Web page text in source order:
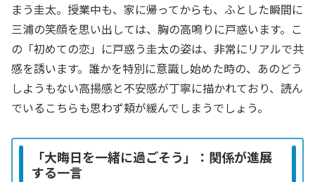
まう圭太。授業中も、家に帰ってからも、ふとした瞬間に
三浦の笑顔を思い出しては、胸の高鳴りに戸惑います。こ
の「初めての恋」に戸惑う圭太の姿は、非常にリアルで共
感を誘います。誰かを特別に意識し始めた時の、あのどう
しようもない高揚感と不安感が丁寧に描かれており、読ん
でいるこちらも思わず頬が緩んでしまうでしょう。
「大晦日を一緒に過ごそう」：関係が進展
する一言